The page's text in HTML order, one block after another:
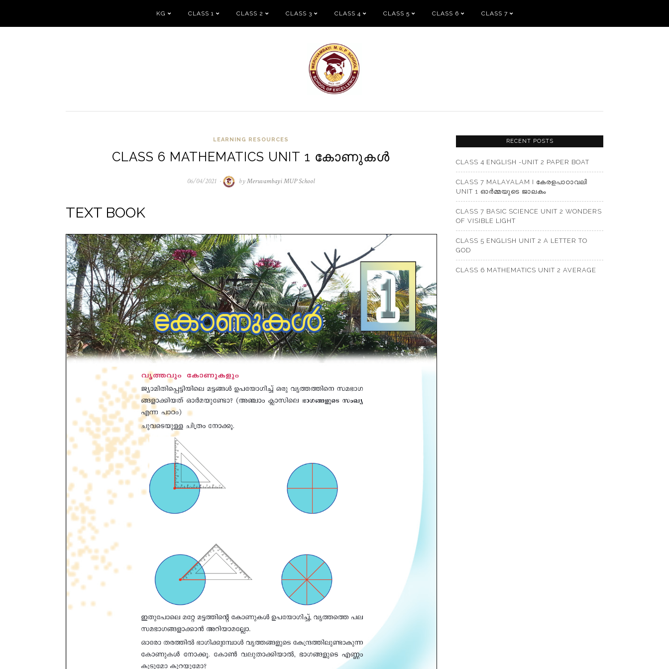
KG CLASS 1 CLASS 2 CLASS 3 CLASS 4 CLASS 5 CLASS 6 CLASS 7
LEARNING RESOURCES
CLASS 6 MATHEMATICS UNIT 1 കോണുകൾ
06/04/2021 10/04/2021
byMeruvambayi MUP School
TEXT BOOK
RECENT POSTS
CLASS 4 ENGLISH -UNIT 2 PAPER BOAT
CLASS 7 MALAYALAM I കേരളപാഠാവലി
UNIT 1 ഓർമ്മയുടെ ജാലകം
CLASS 7 BASIC SCIENCE UNIT 2 WONDERS
OF VISIBLE LIGHT
CLASS 5 ENGLISH UNIT 2 A LETTER TO
GOD
CLASS 6 MATHEMATICS UNIT 2 AVERAGE